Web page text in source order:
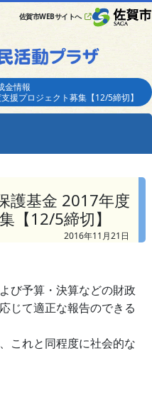
佐賀市WEBサイトへ
金情報
援プロジェクト募集【12/5締切】
護基金 2017年度
【12/5締切】
2016年11月21日
び予算・決算などの財政
じて適正な報告のできる
これと同程度に社会的な